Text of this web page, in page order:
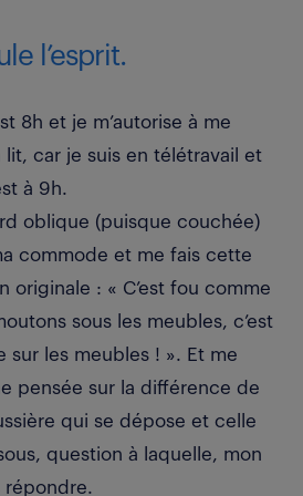
l’esprit.
8h et je m’autorise à me
lit, car je suis en télétravail et
à 9h.
oblique (puisque couchée)
commode et me fais cette
originale : « C’est fou comme
sous les meubles, c’est
sur les meubles ! ». Et me
pensée sur la différence de
qui se dépose et celle
question à laquelle, mon
répondre.